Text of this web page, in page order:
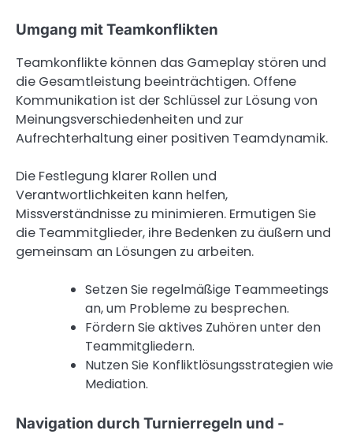
Umgang mit Teamkonflikten
Teamkonflikte können das Gameplay stören und
die Gesamtleistung beeinträchtigen. Offene
Kommunikation ist der Schlüssel zur Lösung von
Meinungsverschiedenheiten und zur
Aufrechterhaltung einer positiven Teamdynamik.
Die Festlegung klarer Rollen und
Verantwortlichkeiten kann helfen,
Missverständnisse zu minimieren. Ermutigen Sie
die Teammitglieder, ihre Bedenken zu äußern und
gemeinsam an Lösungen zu arbeiten.
Setzen Sie regelmäßige Teammeetings
an, um Probleme zu besprechen.
Fördern Sie aktives Zuhören unter den
Teammitgliedern.
Nutzen Sie Konfliktlösungsstrategien wie
Mediation.
Navigation durch Turnierregeln und -